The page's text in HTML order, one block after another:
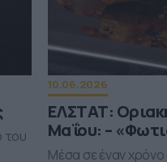
του
10.06.2026
ΕΛΣΤΑΤ:
Μαΐου: –
Μέσα σε έναν